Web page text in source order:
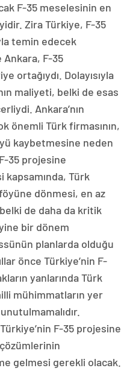
F-35 meselesinin en
Zira Türkiye, F-35
temin edecek
F-35
ortağıydı. Dolayısıyla
maliyeti, belki de esas
Ankara’nın
önemli Türk firmasının,
kaybetmesine neden
35 projesine
Türk
dönmesi, en az
de daha da kritik
bir dönem
planlarda olduğu
önce Türkiye’nin F-
yanlarında Türk
mühimmatların yer
F-35 projesine
gelmesi gerekli olacak.